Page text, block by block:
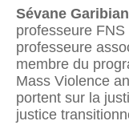
Sévane Garibian
professeure FNS
professeure
membre du
Mass Violence
portent sur la
justice